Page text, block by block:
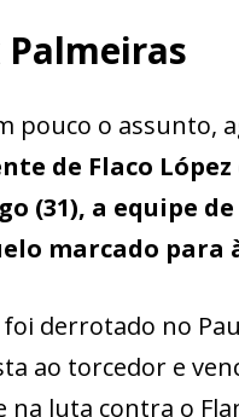
pouco o assunto,
de Flaco
(31), a equipe
marcado para
derrotado no
ao torcedor e
na luta contra o